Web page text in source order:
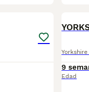
9
Edad